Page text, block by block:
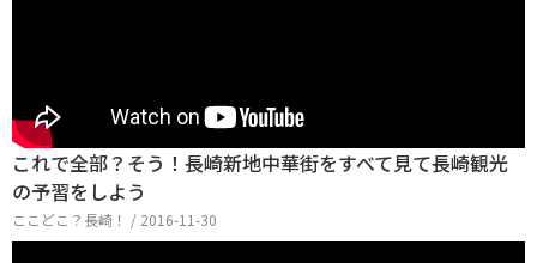
これで全部？そう！長崎新地中華街をすべて見て長崎観光
の予習をしよう
ここどこ？長崎！ / 2016-11-30